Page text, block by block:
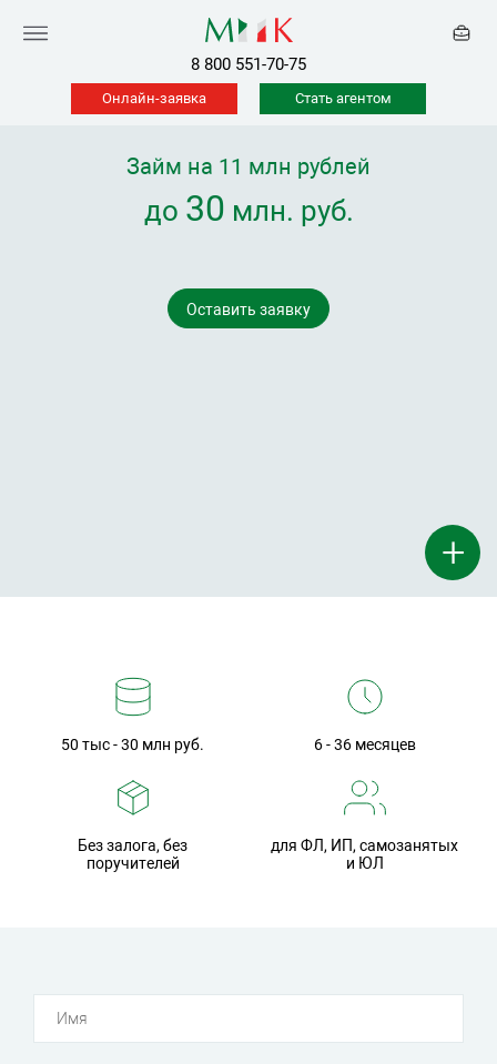
8 800 551-70-75
Онлайн-заявка Стать агентом
+
Оставить заявку
Займ на 11 млн рублей
до 30 млн. руб.
50 тыс - 30 млн руб. 6 - 36 месяцев
Без залога, без
поручителей
для ФЛ, ИП, самозанятых
и ЮЛ